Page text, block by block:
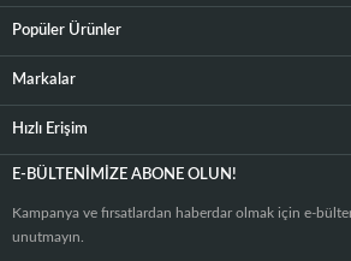
Popüler Ürünler
Markalar
Hızlı Erişim
E-BÜLTENIMIZE ABONE OLUN!
Kampanya ve fırsatlardan haberdar olmak için e-
unutmayın.